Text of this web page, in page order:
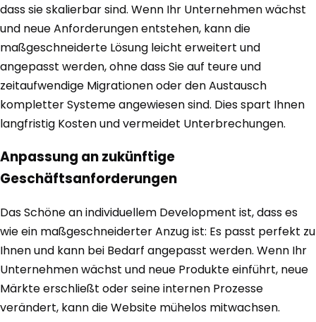
dass sie skalierbar sind. Wenn Ihr Unternehmen wächst
und neue Anforderungen entstehen, kann die
maßgeschneiderte Lösung leicht erweitert und
angepasst werden, ohne dass Sie auf teure und
zeitaufwendige Migrationen oder den Austausch
kompletter Systeme angewiesen sind. Dies spart Ihnen
langfristig Kosten und vermeidet Unterbrechungen.
Anpassung an zukünftige
Geschäftsanforderungen
Das Schöne an individuellem Development ist, dass es
wie ein maßgeschneiderter Anzug ist: Es passt perfekt zu
Ihnen und kann bei Bedarf angepasst werden. Wenn Ihr
Unternehmen wächst und neue Produkte einführt, neue
Märkte erschließt oder seine internen Prozesse
verändert, kann die Website mühelos mitwachsen.